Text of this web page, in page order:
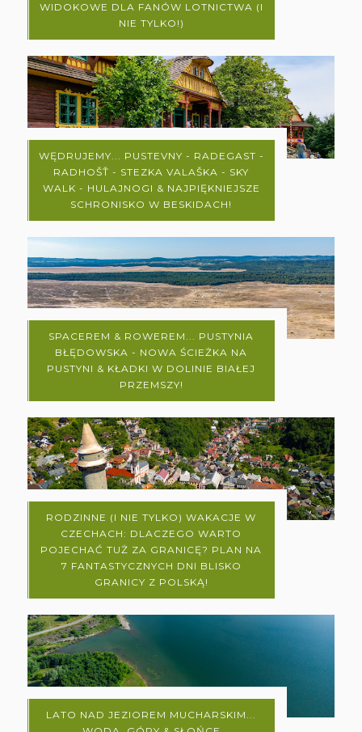
WIDOKOWE DLA FANÓW LOTNICTWA (I
NIE TYLKO!)
WĘDRUJEMY... PUSTEVNY - RADEGAST -
RADHOŠŤ - STEZKA VALAŠKA - SKY
WALK - HULAJNOGI & NAJPIĘKNIEJSZE
SCHRONISKO W BESKIDACH!
SPACEREM & ROWEREM... PUSTYNIA
BŁĘDOWSKA - NOWA ŚCIEŻKA NA
PUSTYNI & KŁADKI W DOLINIE BIAŁEJ
PRZEMSZY!
RODZINNE (I NIE TYLKO) WAKACJE W
CZECHACH: DLACZEGO WARTO
POJECHAĆ TUŻ ZA GRANICĘ? PLAN NA
7 FANTASTYCZNYCH DNI BLISKO
GRANICY Z POLSKĄ!
LATO NAD JEZIOREM MUCHARSKIM...